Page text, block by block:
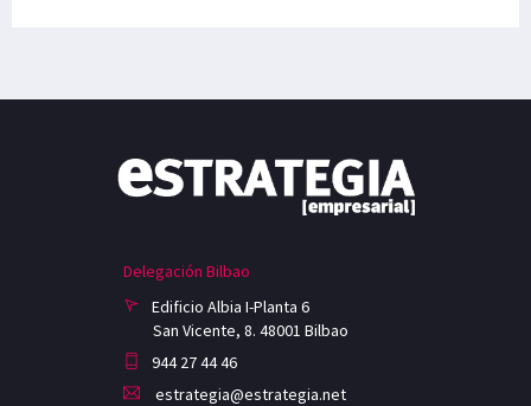
Delegación Bilbao
Edificio Albia I-Planta 6
San Vicente, 8. 48001 Bilbao
944 27 44 46
estrategia@estrategia.net